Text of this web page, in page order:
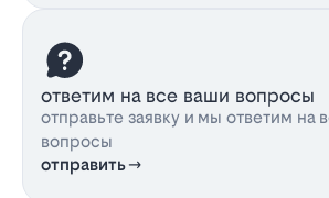
ответим на все ваши вопросы
отправьте заявку и мы ответим на
вопросы
отправить